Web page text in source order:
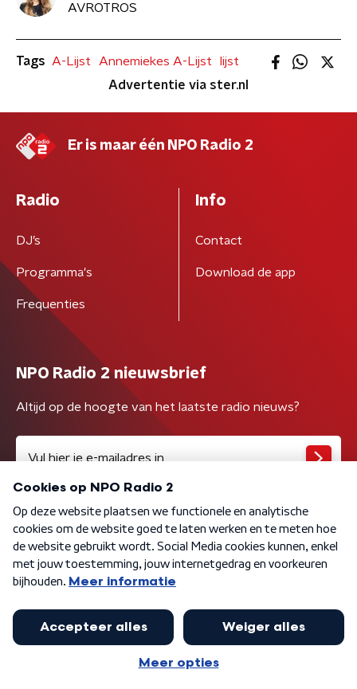
AVROTROS
Tags A-Lijst Annemiekes A-Lijst
lijst
Advertentie via ster.nl
Er is maar één NPO Radio 2
Radio
DJ’s
Programma's
Frequenties
Info
Contact
Download de app
NPO Radio 2 nieuwsbrief
Altijd op de hoogte van het laatste radio nieuws?
Algemene voorwaarden